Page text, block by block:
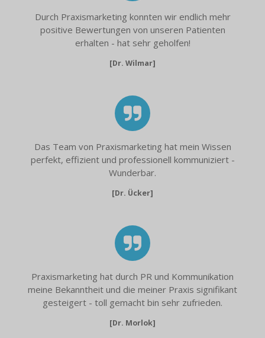
Durch Praxismarketing konnten wir endlich mehr
positive Bewertungen von unseren Patienten
erhalten - hat sehr geholfen!
[Dr. Wilmar]
Das Team von Praxismarketing hat mein Wissen
perfekt, effizient und professionell kommuniziert -
Wunderbar.
[Dr. Ücker]
Praxismarketing hat durch PR und Kommunikation
meine Bekanntheit und die meiner Praxis signifikant
gesteigert - toll gemacht bin sehr zufrieden.
[Dr. Morlok]